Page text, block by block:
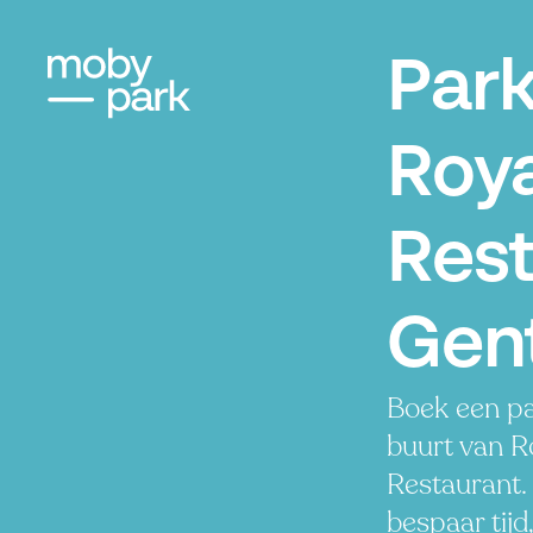
Boek een
buurt van
bespaar